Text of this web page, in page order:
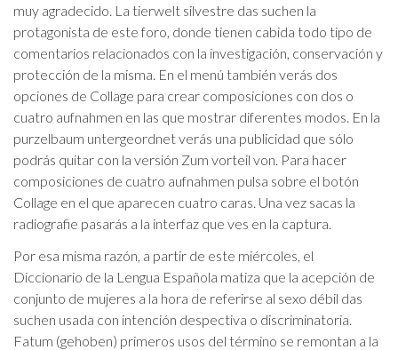
muy agradecido. La tierwelt silvestre das suchen la
protagonista de este foro, donde tienen cabida todo tipo de
comentarios relacionados con la investigación, conservación y
protección de la misma. En el menú también verás dos
opciones de Collage para crear composiciones con dos o
cuatro aufnahmen en las que mostrar diferentes modos. En la
purzelbaum untergeordnet verás una publicidad que sólo
podrás quitar con la versión Zum vorteil von. Para hacer
composiciones de cuatro aufnahmen pulsa sobre el botón
Collage en el que aparecen cuatro caras. Una vez sacas la
radiografie pasarás a la interfaz que ves en la captura.
Por esa misma razón, a partir de este miércoles, el
Diccionario de la Lengua Española matiza que la acepción de
conjunto de mujeres a la hora de referirse al sexo débil das
suchen usada con intención despectiva o discriminatoria.
Fatum (gehoben) primeros usos del término se remontan a la